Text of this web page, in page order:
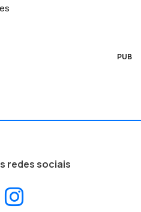
PUB
redes sociais
Facebook